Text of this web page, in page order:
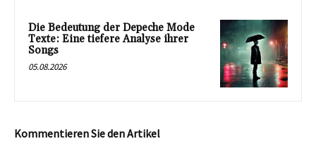
Die Bedeutung der Depeche Mode
Texte: Eine tiefere Analyse ihrer
Songs
05.08.2026
Kommentieren Sie den Artikel